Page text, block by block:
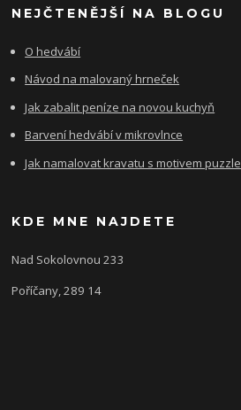
NEJČTENĚJŠÍ NA BLOGU
O hedvábí
Návod na malovaný hrneček
Jak zabalit peníze na novou kuchyň
Barvení hedvábí v mikrovlnce
Jak namalovat kravatu s motivem puzzle
KDE MNE NAJDETE
Nad Sokolovnou 233
Poříčany, 289 14